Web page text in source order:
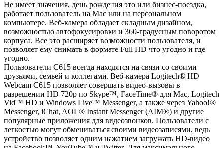
Не имеет значения, день рождения это или бизнес-поездка,
работает пользователь на Mac или на персональном
компьютере. Веб-камера обладает складным дизайном,
возможностью автофокусировки и 360-градусным поворотом
корпуса. Все это расширяет возможности пользователя, и
позволяет ему снимать в формате Full HD что угодно и где
угодно.
Пользователи C615 всегда находятся на связи со своими
друзьями, семьей и коллегами. Веб-камера Logitech® HD
Webcam C615 позволяет совершать видео-вызовы в
разрешении HD 720p по Skype™, FaceTime® для Mac, Logitech
Vid™ HD и Windows Live™ Messenger, а также через Yahoo!®
Messenger, iChat, AOL® Instant Messenger (AIM®) и другие
популярные приложения для видеозвонков. Пользователи с
легкостью могут обмениваться своими видеозаписями, ведь
устройство позволяет одним нажатием загружать HD-видео